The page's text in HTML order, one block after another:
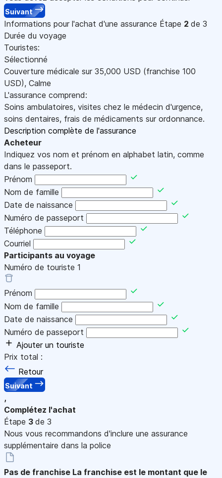
Suivant
Informations pour l'achat d'une assurance Étape 2 de 3
Durée du voyage
Touristes:
Sélectionné
Couverture médicale sur 35,000 USD (franchise 100
USD), Calme
L'assurance comprend:
Soins ambulatoires, visites chez le médecin d'urgence,
soins dentaires, frais de médicaments sur ordonnance.
Description complète de l'assurance
Acheteur
Indiquez vos nom et prénom en alphabet latin, comme
dans le passeport.
Prénom
Nom de famille
Date de naissance
Numéro de passeport
Téléphone
Courriel
Participants au voyage
Numéro de touriste 1
Prénom
Nom de famille
Date de naissance
Numéro de passeport
Ajouter un touriste
Prix total :
Retour
Suivant
,
Complétez l'achat
Étape 3 de 3
Nous vous recommandons d'inclure une assurance
supplémentaire dans la police
Pas de franchise La franchise est le montant que le